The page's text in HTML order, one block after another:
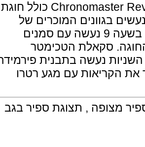
כמו אבותיו משנת 1971, Chronomaster Revival A3817 כולל חוגת
בגוונים המוכרים של
אפור וכחול, כאשר מונה השניות פועל בשעה 9 נעשה עם סמנים
סקאלת הטכימטר
נעשה בתבנית פירמידה
עם מגע רטרו
גביש ספיר מצופה , תצוגת ספיר בגב